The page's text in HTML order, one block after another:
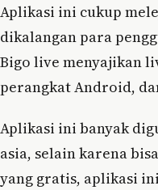
Aplikasi ini cukup
dikalangan para
Bigo live menyajikan
perangkat Android,
Aplikasi ini banyak
asia, selain karena
yang gratis, aplikasi